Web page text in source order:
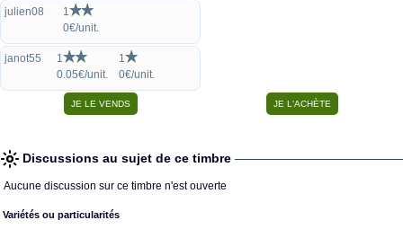
julien08
1
0€/unit.
janot55
1
0.05€/unit.
1
0€/unit.
Discussions au sujet de ce timbre
Aucune discussion sur ce timbre n'est ouverte
Variétés ou particularités